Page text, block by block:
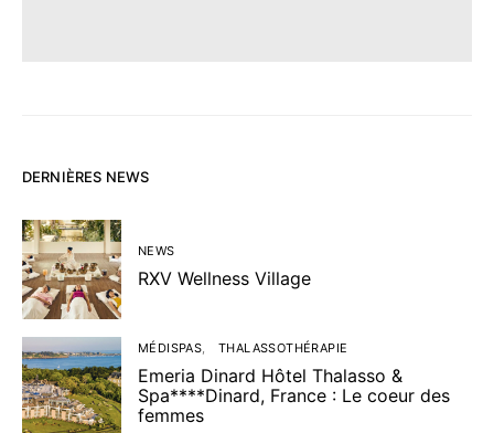
DERNIÈRES NEWS
NEWS
RXV Wellness Village
MÉDISPAS THALASSOTHÉRAPIE
Emeria Dinard Hôtel Thalasso &
Spa****Dinard, France : Le coeur des
femmes